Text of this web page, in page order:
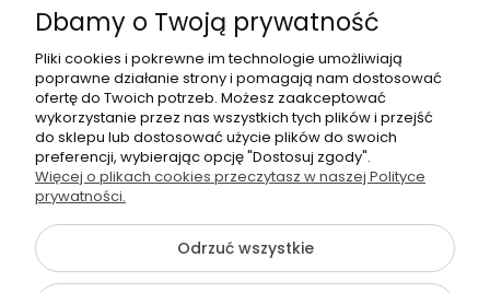
+48 570 367 989
Dbamy o Twoją prywatność
Pliki cookies i pokrewne im technologie umożliwiają
poprawne działanie strony i pomagają nam dostosować
ofertę do Twoich potrzeb. Możesz zaakceptować
wykorzystanie przez nas wszystkich tych plików i przejść
do sklepu lub dostosować użycie plików do swoich
preferencji, wybierając opcję "Dostosuj zgody".
Więcej o plikach cookies przeczytasz w naszej Polityce
prywatności.
Odrzuć wszystkie